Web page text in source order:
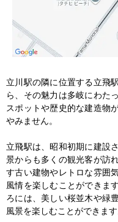
立川駅の隣に位置する立飛
ら、その魅力は多岐にわた
スポットや歴史的な建造物
やみません。
立飛駅は、昭和初期に建設
景からも多くの観光客が訪
す古い建物やレトロな雰囲
風情を楽しむことができま
ろには、美しい桜並木や緑
風景を楽しむことができます